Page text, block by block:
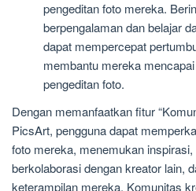
pengeditan foto mereka.
berpengalaman dan belajar
dapat mempercepat
membantu mereka
pengeditan foto.
Dengan memanfaatkan fitur
PicsArt, pengguna dapat
foto mereka, menemukan
berkolaborasi dengan kreator lain,
keterampilan mereka. Komunitas